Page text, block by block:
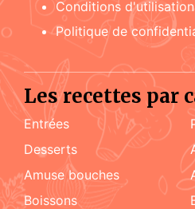
Conditions d'utilisation
Politique de
Les recettes par
Entrées
Desserts
amuse bouches
boissons